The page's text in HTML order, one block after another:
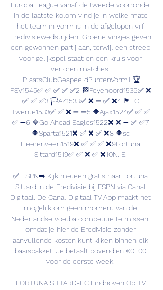
Europa League vanaf de tweede voorronde.
In de laatste kolom vind je in welke mate
het team in vorm is in de afgelopen vijf
Eredivisiewedstrijden. Groene vinkjes geven
een gewonnen partij aan, terwijl een streep
voor gelijkspel staat en een kruis voor
verloren matches.
PlaatsClubGespeeldPuntenVorm1 🏆
PSV1545✅ ✅ ✅ ✅ ✅2 🏁Feyenoord1535✅ ❌
✅ ✅ ✅3 🏳️AZ1533✅ ❌ ➖ ✅ ❌4 🏴FC
Twente1533✅ ✅ ❌ ➖ ➖5 🔶Ajax1524✅ ✅ ✅
✅ ➖6 🔶Go Ahead Eagles1522❌ ❌ ➖ ✅ ✅7
🔶Sparta1521❌ ✅ ❌ ✅ ❌8 🔶sc
Heerenveen1519❌ ✅ ✅ ✅ ❌9Fortuna
Sittard1519✅ ✅ ❌ ✅ ❌10N. E.
✅ ESPN➡️ Kijk meteen gratis naar Fortuna
Sittard in de Eredivisie bij ESPN via Canal
Digitaal. De Canal Digitaal TV App maakt het
mogelijk om geen moment van de
Nederlandse voetbalcompetitie te missen,
omdat je hier de Eredivisie zonder
aanvullende kosten kunt kijken binnen elk
basispakket. Je betaalt bovendien €0, 00
voor de eerste week.
FORTUNA SITTARD-FC Eindhoven Op TV